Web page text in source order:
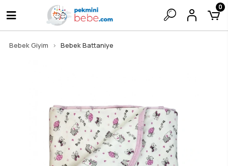
0
Bebek Giyim Bebek Battaniye